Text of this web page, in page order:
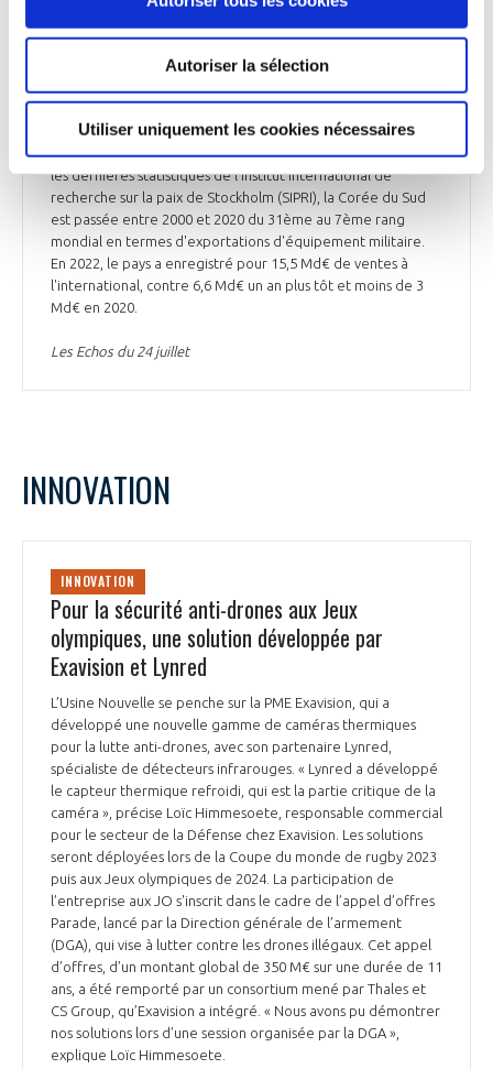
Autoriser la sélection
Utiliser uniquement les cookies nécessaires
« La Corée du Sud, nouveau géant de la
défense mondiale » (Les Echos)
l’armement ». Un premier article est consacré à la Corée du
Sud, « nouveau géant de la défense mondiale », qui entend
devenir l’un des plus grands exportateurs mondiaux. Selon
les dernières statistiques de l'Institut international de
recherche sur la paix de Stockholm (SIPRI), la Corée du Sud
est passée entre 2000 et 2020 du 31ème au 7ème rang
mondial en termes d'exportations d'équipement militaire.
En 2022, le pays a enregistré pour 15,5 Md€ de ventes à
l'international, contre 6,6 Md€ un an plus tôt et moins de 3
Md€ en 2020.
Les Echos du 24 juillet
INNOVATION
INNOVATION
Pour la sécurité anti-drones aux Jeux
olympiques, une solution développée par
Exavision et Lynred
L’Usine Nouvelle se penche sur la PME Exavision, qui a
développé une nouvelle gamme de caméras thermiques
pour la lutte anti-drones, avec son partenaire Lynred,
spécialiste de détecteurs infrarouges. « Lynred a développé
le capteur thermique refroidi, qui est la partie critique de la
caméra », précise Loïc Himmesoete, responsable commercial
pour le secteur de la Défense chez Exavision. Les solutions
seront déployées lors de la Coupe du monde de rugby 2023
puis aux Jeux olympiques de 2024. La participation de
l’entreprise aux JO s'inscrit dans le cadre de l’appel d’offres
Parade, lancé par la Direction générale de l’armement
(DGA), qui vise à lutter contre les drones illégaux. Cet appel
d’offres, d’un montant global de 350 M€ sur une durée de 11
ans, a été remporté par un consortium mené par Thales et
CS Group, qu’Exavision a intégré. « Nous avons pu démontrer
nos solutions lors d’une session organisée par la DGA »,
explique Loïc Himmesoete.